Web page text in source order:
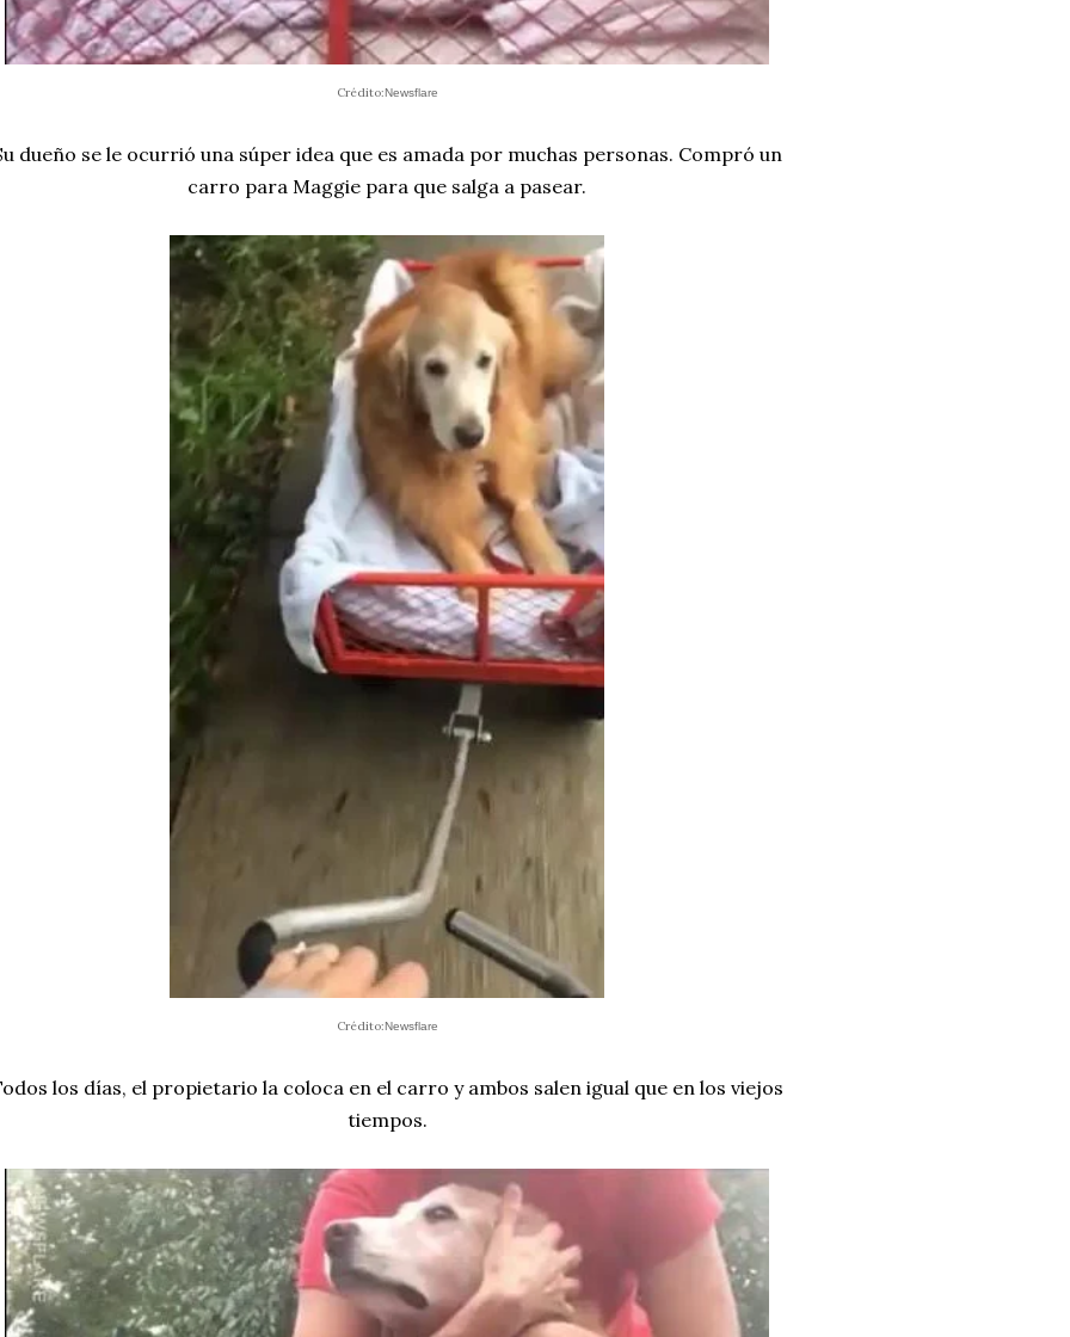
Crédito:Newsflare
dueño se le ocurrió una súper idea que es amada por muchas personas. Compró un
carro para Maggie para que salga a pasear.
Crédito:Newsflare
los días, el propietario la coloca en el carro y ambos salen igual que en los viejos
tiempos.